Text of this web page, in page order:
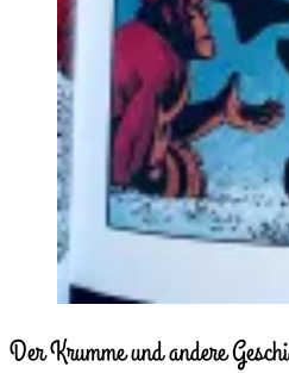
Der Krumme und andere